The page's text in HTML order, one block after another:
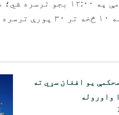
یو افغان سړي ته
واوروله